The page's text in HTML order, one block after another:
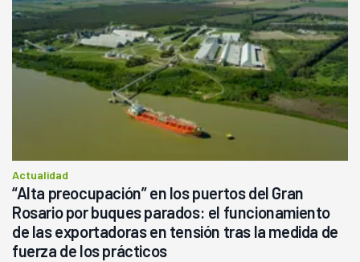
Actualidad
“Alta preocupación” en los puertos del Gran
Rosario por buques parados: el funcionamiento
de las exportadoras en tensión tras la medida de
fuerza de los prácticos